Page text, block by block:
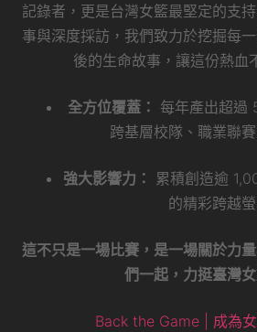
記錄者，更是台灣女籃最堅定的支
事與深度採訪，我們致力於挖掘每
後的生命故事，讓這份熱血
全方位覆蓋： 每年產出超過
跨基層校隊、職業聯
強大影響力：
累積創造逾
的精彩跨越螢
這不只是一場比賽，是一場關於力
們一起，力挺臺灣女
Back the Game | 成為